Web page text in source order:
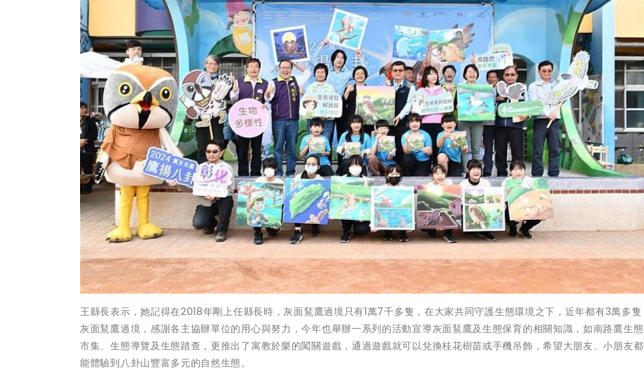
王縣長表示，她記得在2018年剛上任縣長時，灰面鵟鷹過境只有1萬7千多隻，在大家共同守護生態環境之下，近年都有3萬多隻
灰面鵟鷹過境，感謝各主協辦單位的用心與努力，今年也舉辦一系列的活動宣導灰面鵟鷹及生態保育的相關知識，如南路鷹生態
市集、生態導覽及生態踏查，更推出了寓教於樂的闖關遊戲，通過遊戲就可以兌換桂花樹苗或手機吊飾，希望大朋友、小朋友都
能體驗到八卦山豐富多元的自然生態。